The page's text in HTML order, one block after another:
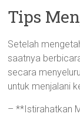
Tips
Setelah
saatnya
secara
untuk menjalani
– **Istirahatkan